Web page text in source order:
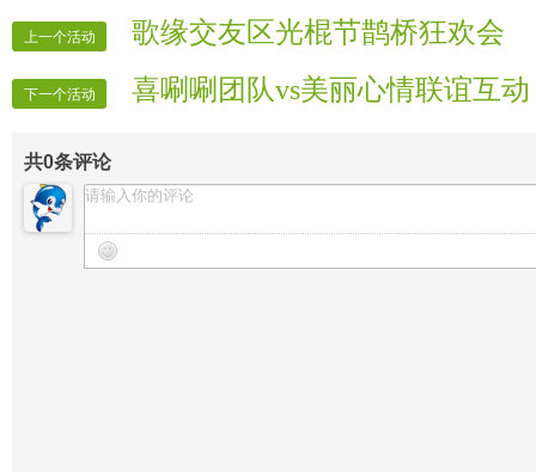
【26号演员】心语 歌曲：《雨季独醉》
【27号演员】金虎 朗诵：《梦中的额
【29号演员】沐舞 舞蹈：《跟你一辈
【30号演员】你喜欢的名字 歌曲：《
【结束舞】馨儿 水清 柠檬 歌曲《难忘
【片花制作】蓝鎶
【广播制作】墨缘 英雄
【晚会广播】微风 翱翔
【晚会递麦】女神 雨佳
【晚会护麦】风云 可心
【晚会督察】逍遥客 破麦
上一个活动 歌缘交友区光棍节鹊桥狂欢会
下一个活动 喜唰唰团队vs美丽心情联谊互动
共0条评论